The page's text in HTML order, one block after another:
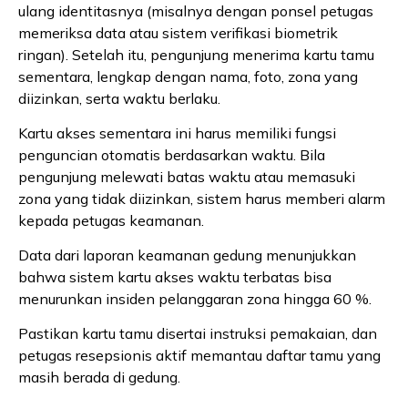
ulang identitasnya (misalnya dengan ponsel petugas
memeriksa data atau sistem verifikasi biometrik
ringan). Setelah itu, pengunjung menerima kartu tamu
sementara, lengkap dengan nama, foto, zona yang
diizinkan, serta waktu berlaku.
Kartu akses sementara ini harus memiliki fungsi
penguncian otomatis berdasarkan waktu. Bila
pengunjung melewati batas waktu atau memasuki
zona yang tidak diizinkan, sistem harus memberi alarm
kepada petugas keamanan.
Data dari laporan keamanan gedung menunjukkan
bahwa sistem kartu akses waktu terbatas bisa
menurunkan insiden pelanggaran zona hingga 60 %.
Pastikan kartu tamu disertai instruksi pemakaian, dan
petugas resepsionis aktif memantau daftar tamu yang
masih berada di gedung.